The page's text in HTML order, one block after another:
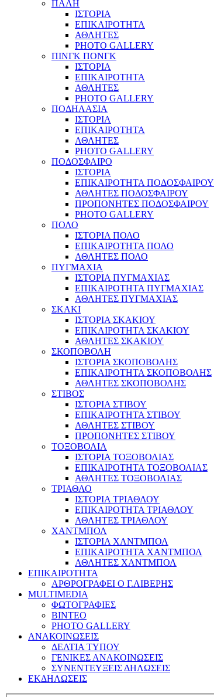
ΠΑΛΗ
ΙΣΤΟΡΙΑ
ΕΠΙΚΑΙΡΟΤΗΤΑ
ΑΘΛΗΤΕΣ
PHOTO GALLERY
ΠΙΝΓΚ ΠΟΝΓΚ
ΙΣΤΟΡΙΑ
ΕΠΙΚΑΙΡΟΤΗΤΑ
ΑΘΛΗΤΕΣ
PHOTO GALLERY
ΠΟΔΗΛΑΣΙΑ
ΙΣΤΟΡΙΑ
ΕΠΙΚΑΙΡΟΤΗΤΑ
ΑΘΛΗΤΕΣ
PHOTO GALLERY
ΠΟΔΟΣΦΑΙΡΟ
ΙΣΤΟΡΙΑ
ΕΠΙΚΑΙΡΟΤΗΤΑ ΠΟΔΟΣΦΑΙΡΟΥ
ΑΘΛΗΤΕΣ ΠΟΔΟΣΦΑΙΡΟΥ
ΠΡΟΠΟΝΗΤΕΣ ΠΟΔΟΣΦΑΙΡΟΥ
PHOTO GALLERY
ΠΟΛΟ
ΙΣΤΟΡΙΑ ΠΟΛΟ
ΕΠΙΚΑΙΡΟΤΗΤΑ ΠΟΛΟ
ΑΘΛΗΤΕΣ ΠΟΛΟ
ΠΥΓΜΑΧΙΑ
ΙΣΤΟΡΙΑ ΠΥΓΜΑΧΙΑΣ
ΕΠΙΚΑΙΡΟΤΗΤΑ ΠΥΓΜΑΧΙΑΣ
ΑΘΛΗΤΕΣ ΠΥΓΜΑΧΙΑΣ
ΣΚΑΚΙ
ΙΣΤΟΡΙΑ ΣΚΑΚΙΟΥ
ΕΠΙΚΑΙΡΟΤΗΤΑ ΣΚΑΚΙΟΥ
ΑΘΛΗΤΕΣ ΣΚΑΚΙΟΥ
ΣΚΟΠΟΒΟΛΗ
ΙΣΤΟΡΙΑ ΣΚΟΠΟΒΟΛΗΣ
ΕΠΙΚΑΙΡΟΤΗΤΑ ΣΚΟΠΟΒΟΛΗΣ
ΑΘΛΗΤΕΣ ΣΚΟΠΟΒΟΛΗΣ
ΣΤΙΒΟΣ
ΙΣΤΟΡΙΑ ΣΤΙΒΟΥ
ΕΠΙΚΑΙΡΟΤΗΤΑ ΣΤΙΒΟΥ
ΑΘΛΗΤΕΣ ΣΤΙΒΟΥ
ΠΡΟΠΟΝΗΤΕΣ ΣΤΙΒΟΥ
ΤΟΞΟΒΟΛΙΑ
ΙΣΤΟΡΙΑ ΤΟΞΟΒΟΛΙΑΣ
ΕΠΙΚΑΙΡΟΤΗΤΑ ΤΟΞΟΒΟΛΙΑΣ
ΑΘΛΗΤΕΣ ΤΟΞΟΒΟΛΙΑΣ
ΤΡΙΑΘΛΟ
ΙΣΤΟΡΙΑ ΤΡΙΑΘΛΟΥ
ΕΠΙΚΑΙΡΟΤΗΤΑ ΤΡΙΑΘΛΟΥ
ΑΘΛΗΤΕΣ ΤΡΙΑΘΛΟΥ
ΧΑΝΤΜΠΟΛ
ΙΣΤΟΡΙΑ ΧΑΝΤΜΠΟΛ
ΕΠΙΚΑΙΡΟΤΗΤΑ ΧΑΝΤΜΠΟΛ
ΑΘΛΗΤΕΣ ΧΑΝΤΜΠΟΛ
ΕΠΙΚΑΙΡΟΤΗΤΑ
ΑΡΘΡΟΓΡΑΦΕΙ Ο Γ.ΛΙΒΕΡΗΣ
MULTIMEDIA
ΦΩΤΟΓΡΑΦΙΕΣ
ΒΙΝΤΕΟ
PHOTO GALLERY
ΑΝΑΚΟΙΝΩΣΕΙΣ
ΔΕΛΤΙΑ ΤΥΠΟΥ
ΓΕΝΙΚΕΣ ΑΝΑΚΟΙΝΩΣΕΙΣ
ΣΥΝΕΝΤΕΥΞΕΙΣ ΔΗΛΩΣΕΙΣ
ΕΚΔΗΛΩΣΕΙΣ